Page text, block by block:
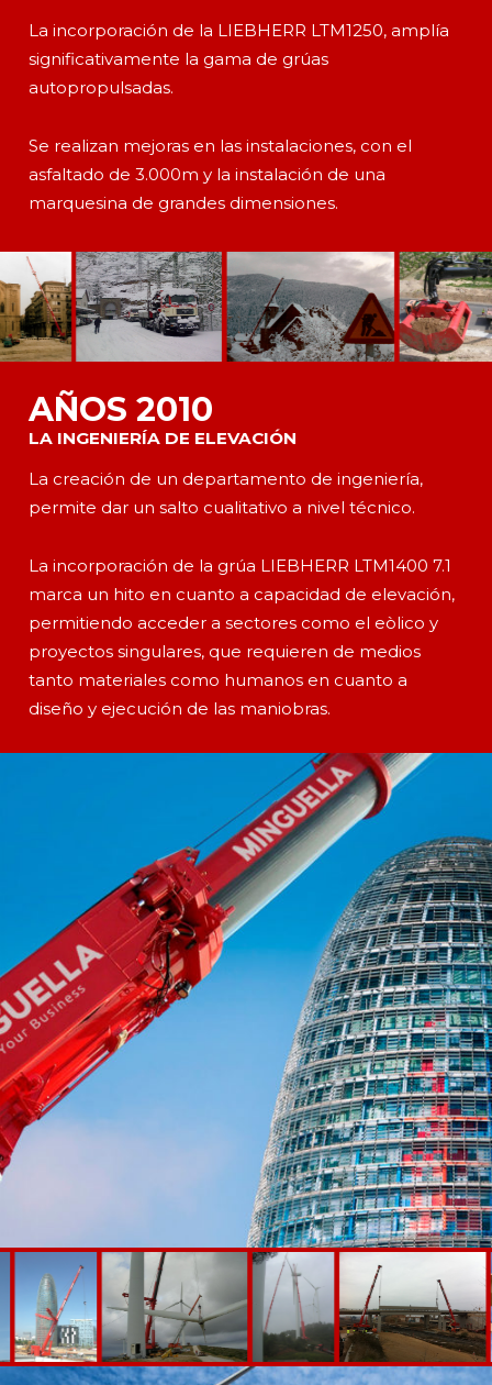
La incorporación de la LIEBHERR LTM1250, amplía
significativamente la gama de grúas
autopropulsadas.
Se realizan mejoras en las instalaciones, con el
asfaltado de 3.000m y la instalación de una
marquesina de grandes dimensiones.
AÑOS 2010
LA INGENIERÍA DE ELEVACIÓN
La creación de un departamento de ingeniería,
permite dar un salto cualitativo a nivel técnico.
La incorporación de la grúa LIEBHERR LTM1400 7.1
marca un hito en cuanto a capacidad de elevación,
permitiendo acceder a sectores como el eòlico y
proyectos singulares, que requieren de medios
tanto materiales como humanos en cuanto a
diseño y ejecución de las maniobras.